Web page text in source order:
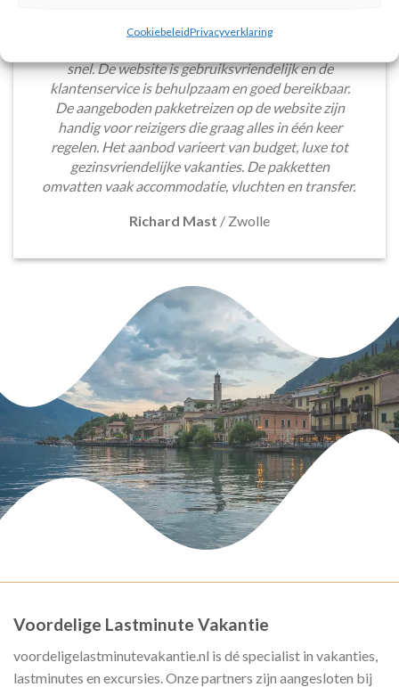
CookiebeleidPrivacyverklaring
Het boeken van een lastminute vakantie via
snel. De website is gebruiksvriendelijk en de
klantenservice is behulpzaam en goed bereikbaar.
De aangeboden pakketreizen op de website zijn
handig voor reizigers die graag alles in één keer
regelen. Het aanbod varieert van budget, luxe tot
gezinsvriendelijke vakanties. De pakketten
omvatten vaak accommodatie, vluchten en transfer.
Richard Mast / Zwolle
Voordelige Lastminute Vakantie
voordeligelastminutevakantie.nl is dé specialist in vakanties,
lastminutes en excursies. Onze partners zijn aangesloten bij